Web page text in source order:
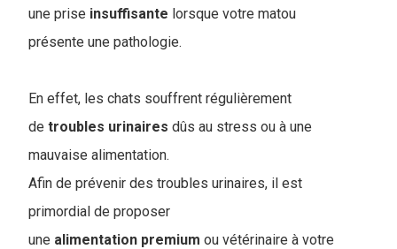
une prise insuffisante lorsque votre matou
présente une pathologie.
En effet, les chats souffrent régulièrement
de troubles urinaires dûs au stress ou à une
mauvaise alimentation.
Afin de prévenir des troubles urinaires, il est
primordial de proposer
une alimentation premium ou vétérinaire à votre